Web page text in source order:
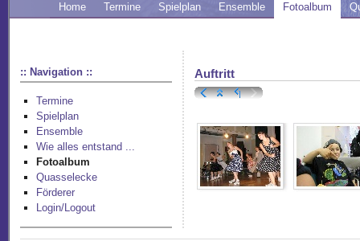
Home Termine Spielplan Ensemble Fotoalbum
:: Navigation ::
Termine
Spielplan
Ensemble
Wie alles entstand ...
Fotoalbum
Quasselecke
Förderer
Login/Logout
Auftritt